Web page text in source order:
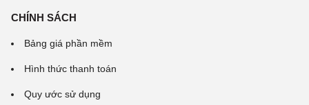
CHÍNH SÁCH
Bảng giá phần mềm
Hình thức thanh toán
Quy ước sử dụng